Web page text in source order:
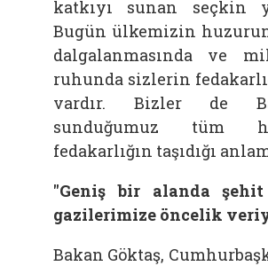
katkıyı sunan seçkin
Bugün ülkemizin
dalgalanmasında ve
ruhunda sizlerin
vardır. Bizler de
sunduğumuz tüm
fedakarlığın taşıdığı
"Geniş bir alanda
gazilerimize öncelik
Bakan Göktaş,